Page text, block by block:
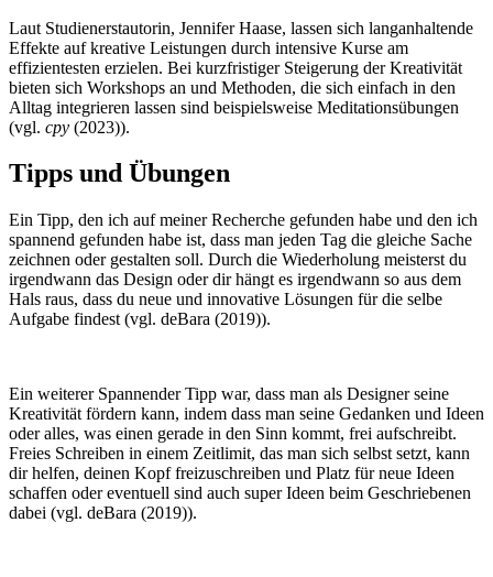
Laut Studienerstautorin, Jennifer Haase, lassen sich langanhaltende
Effekte auf kreative Leistungen durch intensive Kurse am
effizientesten erzielen. Bei kurzfristiger Steigerung der Kreativität
bieten sich Workshops an und Methoden, die sich einfach in den
Alltag integrieren lassen sind beispielsweise Meditationsübungen
(vgl. cpy (2023)).
Tipps und Übungen
Ein Tipp, den ich auf meiner Recherche gefunden habe und den ich
spannend gefunden habe ist, dass man jeden Tag die gleiche Sache
zeichnen oder gestalten soll. Durch die Wiederholung meisterst du
irgendwann das Design oder dir hängt es irgendwann so aus dem
Hals raus, dass du neue und innovative Lösungen für die selbe
Aufgabe findest (vgl. deBara (2019)).
Ein weiterer Spannender Tipp war, dass man als Designer seine
Kreativität fördern kann, indem dass man seine Gedanken und Ideen
oder alles, was einen gerade in den Sinn kommt, frei aufschreibt.
Freies Schreiben in einem Zeitlimit, das man sich selbst setzt, kann
dir helfen, deinen Kopf freizuschreiben und Platz für neue Ideen
schaffen oder eventuell sind auch super Ideen beim Geschriebenen
dabei (vgl. deBara (2019)).